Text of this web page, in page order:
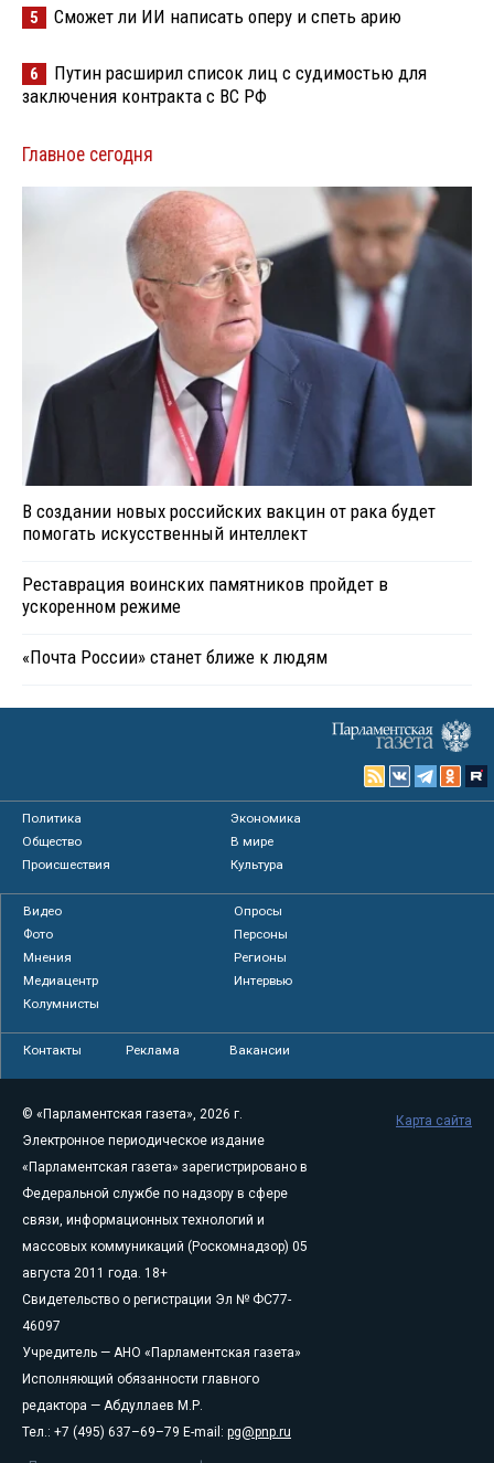
5 Сможет ли ИИ написать оперу и спеть арию
6
Путин расширил список лиц с судимостью для
заключения контракта с ВС РФ
Главное сегодня
В создании новых российских вакцин от рака будет
помогать искусственный интеллект
Реставрация воинских памятников пройдет в
ускоренном режиме
«Почта России» станет ближе к людям
Политика
Экономика
Общество
В мире
Происшествия
Культура
Видео
Опросы
Фото
Персоны
Мнения
Регионы
Медиацентр
Интервью
Колумнисты
Контакты Реклама Вакансии
© «Парламентская газета», 2026 г.
Электронное периодическое издание
«Парламентская газета» зарегистрировано в
Федеральной службе по надзору в сфере
связи, информационных технологий и
массовых коммуникаций (Роскомнадзор) 05
августа 2011 года. 18+
Свидетельство о регистрации Эл № ФС77-
46097
Учредитель — АНО «Парламентская газета»
Исполняющий обязанности главного
редактора — Абдуллаев М.Р.
Тел.: +7 (495) 637–69–79 E-mail: pg@pnp.ru
Карта сайта